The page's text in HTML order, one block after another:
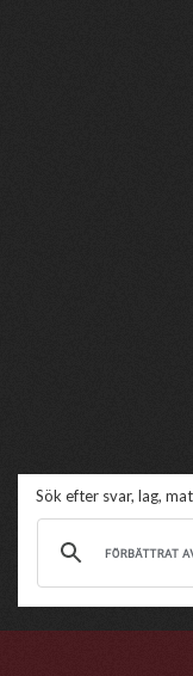
Sök efter svar, lag,